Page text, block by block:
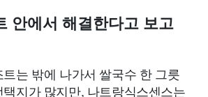
안에서 해결한다고 보고
는 밖에 나가서 쌀국수 한 그릇
지가 많지만, 나트랑식스센스는